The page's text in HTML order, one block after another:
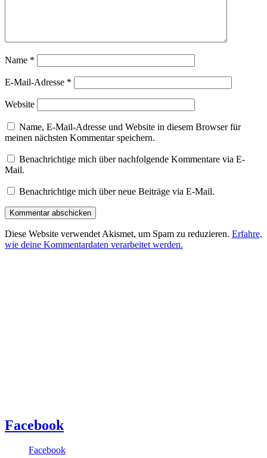
Name *
E-Mail-Adresse *
Website
Name, E-Mail-Adresse und Website in diesem Browser für
meinen nächsten Kommentar speichern.
Benachrichtige mich über nachfolgende Kommentare via E-
Mail.
Benachrichtige mich über neue Beiträge via E-Mail.
Diese Website verwendet Akismet, um Spam zu reduzieren. Erfahre,
wie deine Kommentardaten verarbeitet werden.
Facebook
Facebook